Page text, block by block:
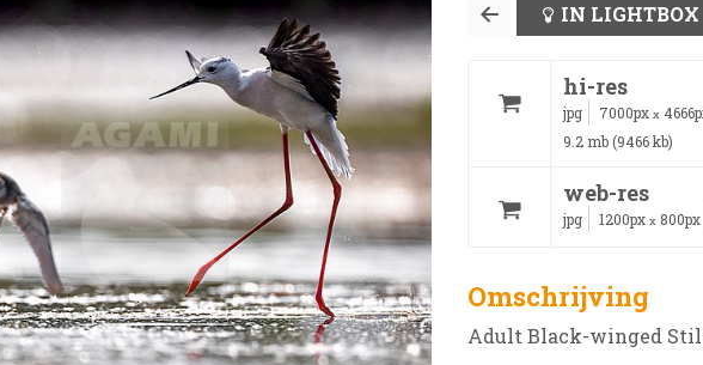
IN LIGHTBOX
hi-res
jpg 7000px x
9.2 mb (9466 kb)
web-res
jpg 1200px x 800px
Omschrijving
Adult Black-winged